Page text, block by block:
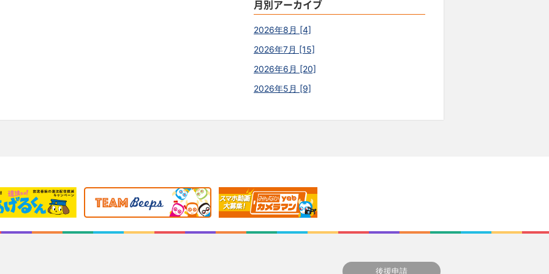
月別アーカイブ
2026年8月 [4]
2026年7月 [15]
2026年6月 [20]
2026年5月 [9]
後援申請